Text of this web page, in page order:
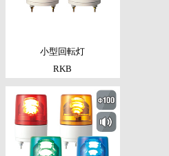
小型回転灯
RKB